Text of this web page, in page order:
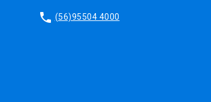
phone (56)95504 4000